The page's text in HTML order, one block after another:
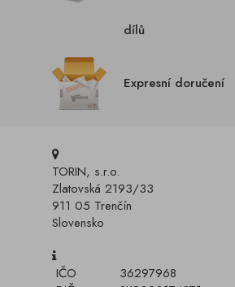
dílů
Expresní doručení
TORIN, s.r.o.
Zlatovská 2193/33
911 05 Trenčín
Slovensko
IČO
36297968